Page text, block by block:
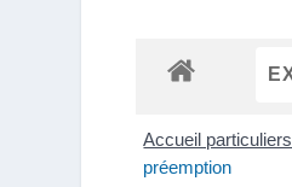
Accueil particuliers
préemption